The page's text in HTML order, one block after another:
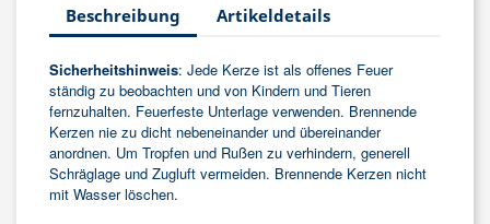
Beschreibung Artikeldetails
Sicherheitshinweis: Jede Kerze ist als offenes Feuer
ständig zu beobachten und von Kindern und Tieren
fernzuhalten. Feuerfeste Unterlage verwenden. Brennende
Kerzen nie zu dicht nebeneinander und übereinander
anordnen. Um Tropfen und Rußen zu verhindern, generell
Schräglage und Zugluft vermeiden. Brennende Kerzen nicht
mit Wasser löschen.